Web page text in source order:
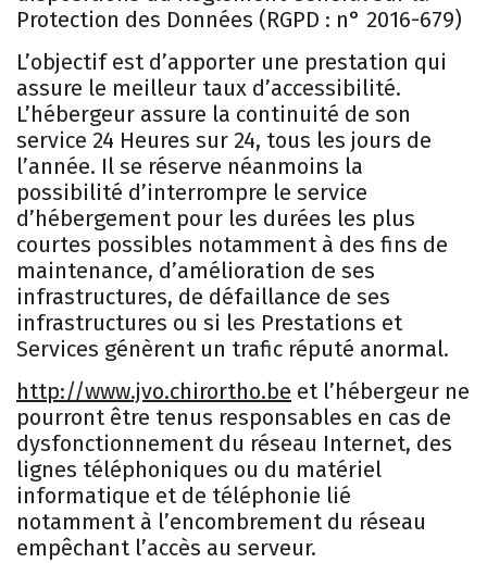
Protection des Données (RGPD : n° 2016-679)
L’objectif est d’apporter une prestation qui
assure le meilleur taux d’accessibilité.
L’hébergeur assure la continuité de son
service 24 Heures sur 24, tous les jours de
l’année. Il se réserve néanmoins la
possibilité d’interrompre le service
d’hébergement pour les durées les plus
courtes possibles notamment à des fins de
maintenance, d’amélioration de ses
infrastructures, de défaillance de ses
infrastructures ou si les Prestations et
Services génèrent un trafic réputé anormal.
http://www.jvo.chirortho.be et l’hébergeur ne
pourront être tenus responsables en cas de
dysfonctionnement du réseau Internet, des
lignes téléphoniques ou du matériel
informatique et de téléphonie lié
notamment à l’encombrement du réseau
empêchant l’accès au serveur.